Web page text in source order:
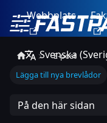
Webbplats
Svenska
E-post
Lägga till nya brevlådor
På den här sidan